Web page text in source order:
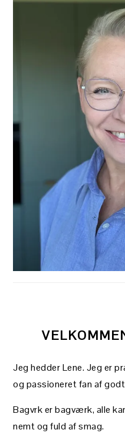
Jeg hedder Lene. Jeg er
og passioneret fan af
Bagvrk er bagværk, alle
nemt og fuld af smag.